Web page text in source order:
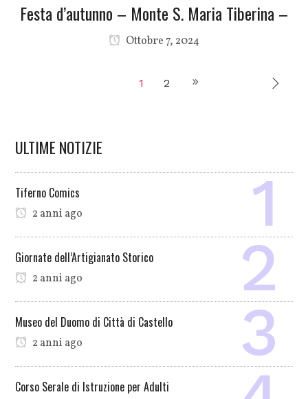
Festa d’autunno – Monte S. Maria Tiberina –
Ottobre 7, 2024
1 2
ULTIME NOTIZIE
Tiferno Comics
2 anni ago
Giornate dell’Artigianato Storico
2 anni ago
Museo del Duomo di Città di Castello
2 anni ago
Corso Serale di Istruzione per Adulti